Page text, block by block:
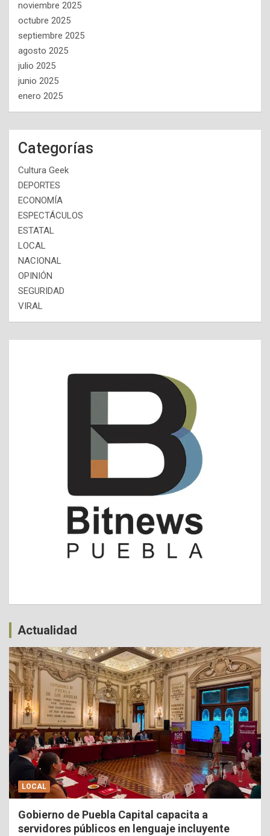
noviembre 2025
octubre 2025
septiembre 2025
agosto 2025
julio 2025
junio 2025
enero 2025
Categorías
Cultura Geek
DEPORTES
ECONOMÍA
ESPECTÁCULOS
ESTATAL
LOCAL
NACIONAL
OPINIÓN
SEGURIDAD
VIRAL
Actualidad
LOCAL
Gobierno de Puebla Capital capacita a
servidores públicos en lenguaje incluyente